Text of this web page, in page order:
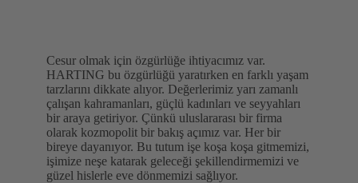
Cesur olmak için özgürlüğe ihtiyacımız var.
HARTING bu özgürlüğü yaratırken en farklı yaşam
tarzlarını dikkate alıyor. Değerlerimiz yarı zamanlı
çalışan kahramanları, güçlü kadınları ve seyyahları
bir araya getiriyor. Çünkü uluslararası bir firma
olarak kozmopolit bir bakış açımız var. Her bir
bireye dayanıyor. Bu tutum işe koşa koşa gitmemizi,
işimize neşe katarak geleceği şekillendirmemizi ve
güzel hislerle eve dönmemizi sağlıyor.